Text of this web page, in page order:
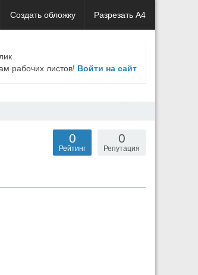
Создать обложку Разрезать А4
рабочих листов! Войти на сайт
0
Репутация
0
Рейтинг